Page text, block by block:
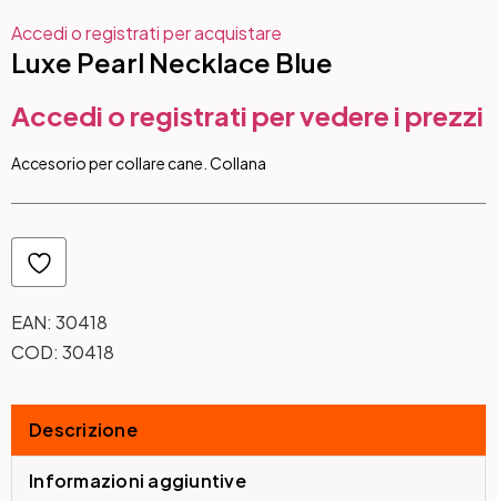
Accedi o registrati per acquistare
Luxe Pearl Necklace Blue
Accedi o registrati per vedere i prezzi
Accesorio per collare cane. Collana
EAN: 30418
COD: 30418
Descrizione
Informazioni aggiuntive